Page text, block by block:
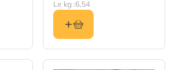
Le kg :6,54